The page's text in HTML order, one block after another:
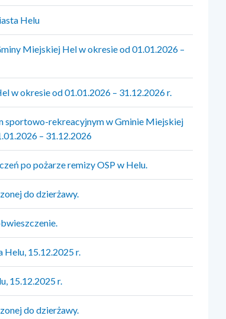
Helu
Miejskiej Hel w okresie od 01.01.2026 –
w okresie od 01.01.2026 – 31.12.2026 r.
sportowo-rekreacyjnym w Gminie Miejskiej
– 31.12.2026
po pożarze remizy OSP w Helu.
do dzierżawy.
15.12.2025 r.
15.12.2025 r.
do dzierżawy.